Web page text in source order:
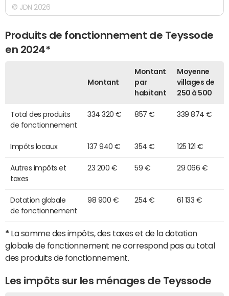
© JDN 2026
Produits de fonctionnement de Teyssode
en 2024*
Montant
Montant
par
habitant
Moyenne
villages de
250 à 500
Total des produits
de fonctionnement
334 320 € 857 € 339 874 €
Impôts locaux 137 940 € 354 € 125 121 €
Autres impôts et
taxes
23 200 € 59 € 29 066 €
Dotation globale
de fonctionnement
98 900 € 254 € 61 133 €
* La somme des impôts, des taxes et de la dotation
globale de fonctionnement ne correspond pas au total
des produits de fonctionnement.
Les impôts sur les ménages de Teyssode